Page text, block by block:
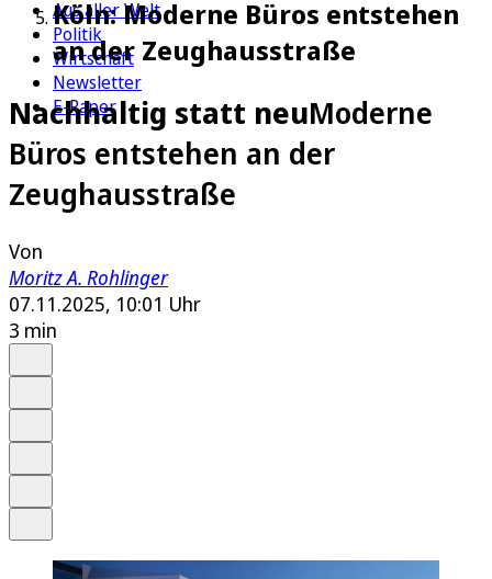
Aus aller Welt
Politik
Wirtschaft
Newsletter
E-Paper
Köln: Moderne Büros entstehen
an der Zeughausstraße
Nachhaltig statt neuModerne
Büros entstehen an der
Zeughausstraße
Von
Moritz A. Rohlinger
07.11.2025, 10:01 Uhr
3 min